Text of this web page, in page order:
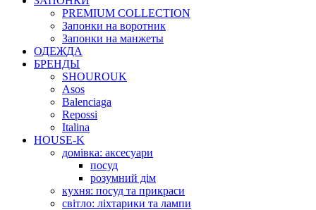
PREMIUM COLLECTION
Запонки на воротник
Запонки на манжеты
ОДЕЖДА
БРЕНДЫ
SHOUROUK
Asos
Balenciaga
Repossi
Italina
HOUSE-K
домівка: аксесуари
посуд
розумний дім
кухня: посуд та прикраси
світло: ліхтарики та лампи